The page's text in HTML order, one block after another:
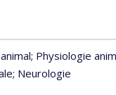
; Physiologie
; Neurologie